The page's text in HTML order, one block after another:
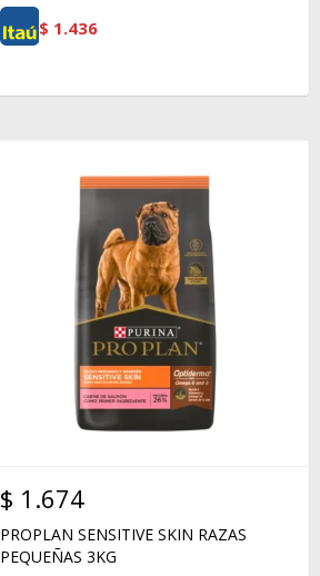
$ 1.436
$ 1.674
PROPLAN SENSITIVE SKIN RAZAS
PEQUEÑAS 3KG